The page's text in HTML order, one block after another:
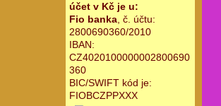
účet v Kč je u:
Fio banka, č. účtu:
2800690360/2010
IBAN:
CZ4020100000002800690
360
BIC/SWIFT kód je:
FIOBCZPPXXX